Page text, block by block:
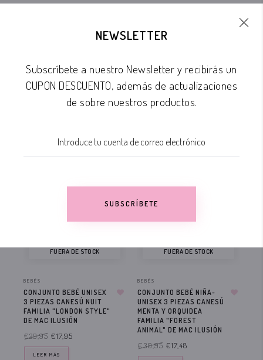
RELACIONADOS
FUERA DE STOCK
BEBÉS
CONJUNTO BEBÉ UNISEX
3 PIEZAS CANESÚ NUIT
FAMILIA "LONDON STYLE"
DE MAC ILUSIÓN
€29,95 €17,95
LEER MÁS
FUERA DE STOCK
OFERTA!
BEBÉS
CONJUNTO BEBÉ NIÑA-
UNISEX 3 PIEZAS CANESÚ
MENTA Y ORQUIDEA
FAMILIA "FOREST
ANIMAL" DE MAC ILUSIÓN
€30,95 €17,48
NEWSLETTER
Subscríbete a nuestro Newsletter y recibirás un
CUPON DESCUENTO, además de actualizaciones
de sobre nuestros productos.
SUBSCRÍBETE